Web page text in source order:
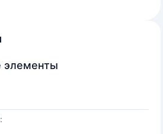
элементы